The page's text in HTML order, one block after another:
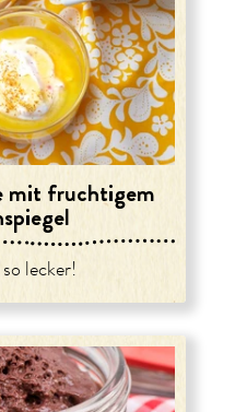
mit fruchtigem
lecker!